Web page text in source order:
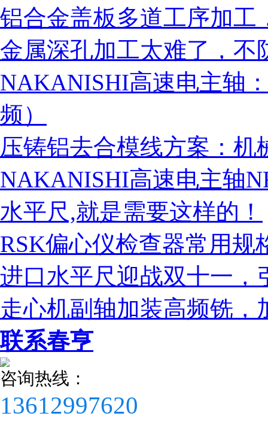
铝合金盖板多道工序加
金属深孔加工太难了，不
NAKANISHI高速电主轴
频）
压铸铝去合模线方案：机
NAKANISHI高速电主轴
水平尺,就是需要这样的！
RSK偏心仪检查器常用规
进口水平尺迎战双十一，
走心机副轴加装高频铣，
联系春亨
咨询热线：
13612997620